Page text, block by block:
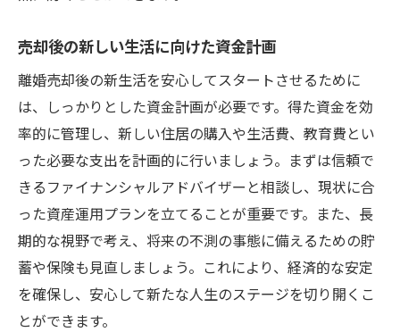
地元の不動産市場動向の把握
売却後の生活再建に必要な準備
専門家の知識を実生活に活かす方法
売却後の新しい生活に向けた資金計画
離婚売却後の新生活を安心してスタートさせるために
は、しっかりとした資金計画が必要です。得た資金を効
率的に管理し、新しい住居の購入や生活費、教育費とい
った必要な支出を計画的に行いましょう。まずは信頼で
きるファイナンシャルアドバイザーと相談し、現状に合
った資産運用プランを立てることが重要です。また、長
期的な視野で考え、将来の不測の事態に備えるための貯
蓄や保険も見直しましょう。これにより、経済的な安定
を確保し、安心して新たな人生のステージを切り開くこ
とができます。